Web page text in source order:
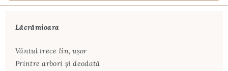
Lăcrămioara
Vântul trece lin, uşor
Printre arbori şi deodată